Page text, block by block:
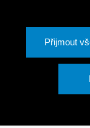
Přijmout
střechy.